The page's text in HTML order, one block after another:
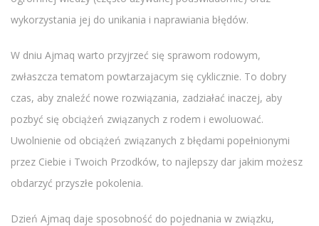
wykorzystania jej do unikania i naprawiania błędów.
W dniu Ajmaq warto przyjrzeć się sprawom rodowym,
zwłaszcza tematom powtarzajacym się cyklicznie. To dobry
czas, aby znaleźć nowe rozwiązania, zadziałać inaczej, aby
pozbyć się obciążeń związanych z rodem i ewoluować.
Uwolnienie od obciążeń związanych z błędami popełnionymi
przez Ciebie i Twoich Przodków, to najlepszy dar jakim możesz
obdarzyć przyszłe pokolenia.
Dzień Ajmaq daje sposobność do pojednania w związku,